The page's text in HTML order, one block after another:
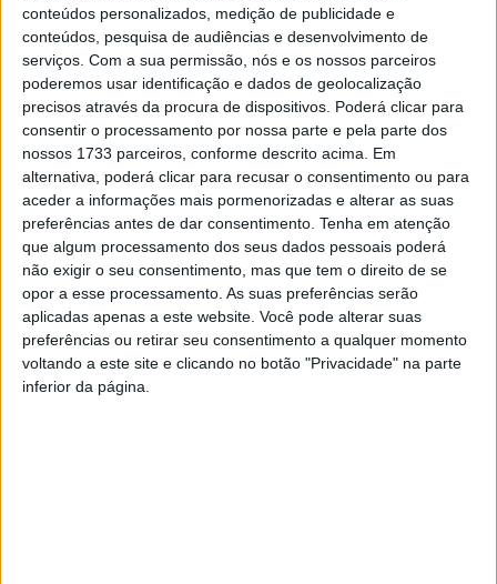
conteúdos personalizados, medição de publicidade e
conteúdos, pesquisa de audiências e desenvolvimento de
serviços. Com a sua permissão, nós e os nossos parceiros
poderemos usar identificação e dados de geolocalização
precisos através da procura de dispositivos. Poderá clicar para
consentir o processamento por nossa parte e pela parte dos
nossos 1733 parceiros, conforme descrito acima. Em
alternativa, poderá clicar para recusar o consentimento ou para
aceder a informações mais pormenorizadas e alterar as suas
preferências antes de dar consentimento. Tenha em atenção
que algum processamento dos seus dados pessoais poderá
não exigir o seu consentimento, mas que tem o direito de se
opor a esse processamento. As suas preferências serão
aplicadas apenas a este website. Você pode alterar suas
preferências ou retirar seu consentimento a qualquer momento
voltando a este site e clicando no botão "Privacidade" na parte
inferior da página.
No interior, acrescentou a ministra da Coesão, os
operadores vão ser apoiados para realizarem os
investimentos necessários e para isso o Governo irá
recorrer a fundos do PT2030 do próximo quadro
comunitário para lançar o concurso, estando previsto um
investimento global a rondar os 400 milhões de euros.
Esta e outras notícias para ouvir em desenvolvimento na
Estação Diária – 96.8 FM ou emwww.968.fm.